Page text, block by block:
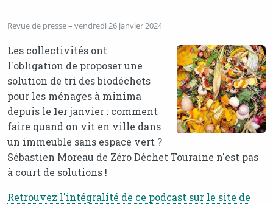
Revue de presse – vendredi 26 janvier 2024
Les collectivités ont
l'obligation de proposer une
solution de tri des biodéchets
pour les ménages à minima
depuis le 1er janvier : comment
faire quand on vit en ville dans
un immeuble sans espace vert ?
Sébastien Moreau de Zéro Déchet Touraine n'est pas
à court de solutions !
Retrouvez l'intégralité de ce podcast sur le site de